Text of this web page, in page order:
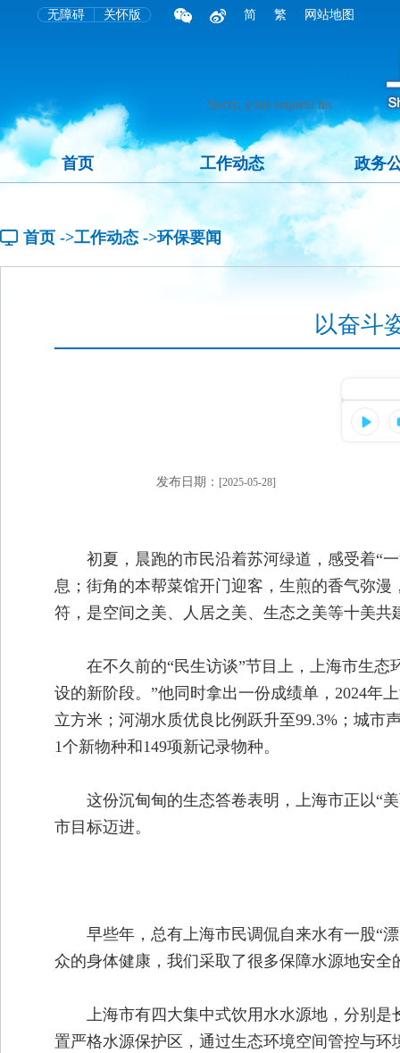
无障碍 关怀版 简 繁 网站地图
首页 工作动态 政务
首页 ->工作动态 ->环保要闻
以奋斗
发布日期： [2025-05-28]
初夏，晨跑的市民沿着苏河绿道，感受着“
息；街角的本帮菜馆开门迎客，生煎的香气弥
符，是空间之美、人居之美、生态之美等十美共
在不久前的“民生访谈”节目上，上海市生
设的新阶段。”他同时拿出一份成绩单，2024年
立方米；河湖水质优良比例跃升至99.3%；城市
1个新物种和149项新记录物种。
这份沉甸甸的生态答卷表明，上海市正以“
市目标迈进。
早些年，总有上海市民调侃自来水有一股“
众的身体健康，我们采取了很多保障水源地安全
上海市有四大集中式饮用水水源地，分别
置严格水源保护区，通过生态环境空间管控与